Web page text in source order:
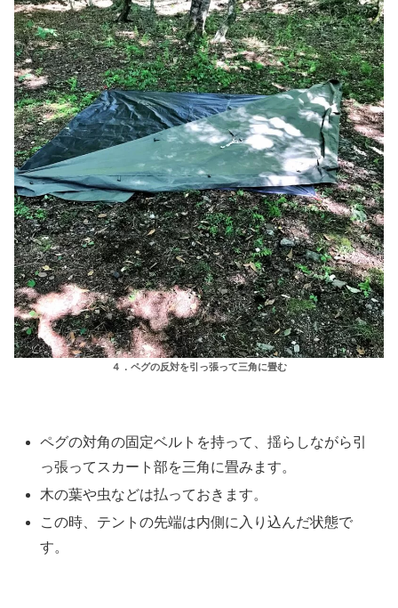
４．ペグの反対を引っ張って三角に畳む
ペグの対角の固定ベルトを持って、揺らしながら引
っ張ってスカート部を三角に畳みます。
木の葉や虫などは払っておきます。
この時、テントの先端は内側に入り込んだ状態で
す。